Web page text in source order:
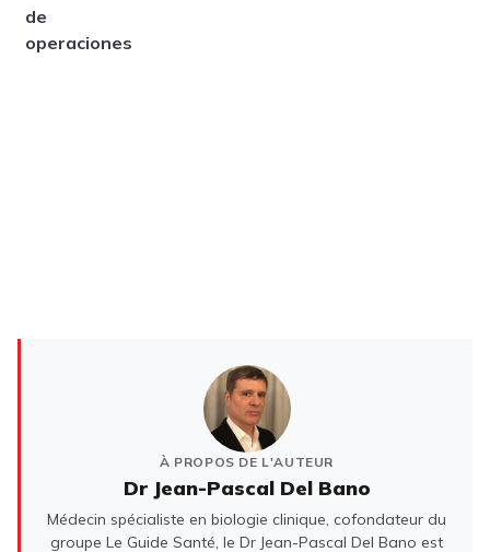
À PROPOS DE L'AUTEUR
Dr Jean-Pascal Del Bano
Médecin spécialiste en biologie clinique, cofondateur du
groupe Le Guide Santé, le Dr Jean-Pascal Del Bano est